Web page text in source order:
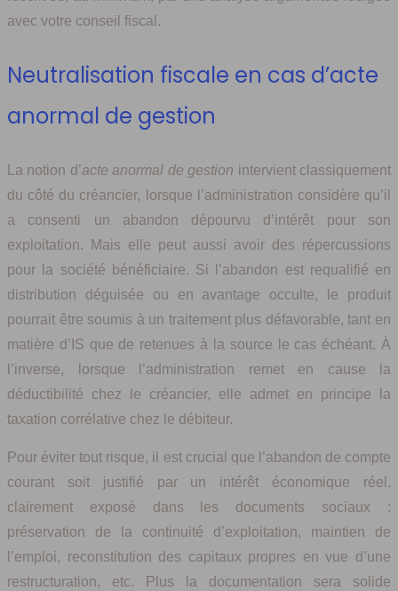
avec votre conseil fiscal.
Neutralisation fiscale en cas d’acte
anormal de gestion
La notion d’acte anormal de gestion intervient classiquement
du côté du créancier, lorsque l’administration considère qu’il
a consenti un abandon dépourvu d’intérêt pour son
exploitation. Mais elle peut aussi avoir des répercussions
pour la société bénéficiaire. Si l’abandon est requalifié en
distribution déguisée ou en avantage occulte, le produit
pourrait être soumis à un traitement plus défavorable, tant en
matière d’IS que de retenues à la source le cas échéant. À
l’inverse, lorsque l’administration remet en cause la
déductibilité chez le créancier, elle admet en principe la
taxation corrélative chez le débiteur.
Pour éviter tout risque, il est crucial que l’abandon de compte
courant soit justifié par un intérêt économique réel,
clairement exposé dans les documents sociaux :
préservation de la continuité d’exploitation, maintien de
l’emploi, reconstitution des capitaux propres en vue d’une
restructuration, etc. Plus la documentation sera solide